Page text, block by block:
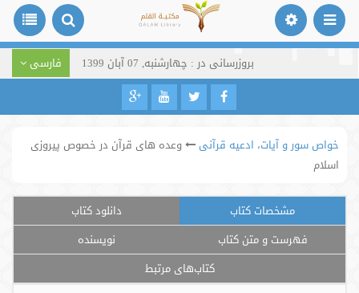
بروزرسانی در : چهارشنبه, 07 آبان 1399 فارسی
خواص سور و آیات، ادعیه قرآنی
وعده های قرآن در خصوص پیروزی
اسلام
مشخصات کتاب
دانلود کتاب
فهرست و متن کتاب
نویسنده
کتاب‌های مرتبط